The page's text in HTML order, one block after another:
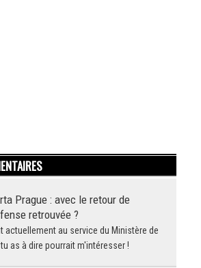
Prague : avec le retour de
retrouvée ?
actuellement au service du Ministère de
as à dire pourrait m'intéresser !